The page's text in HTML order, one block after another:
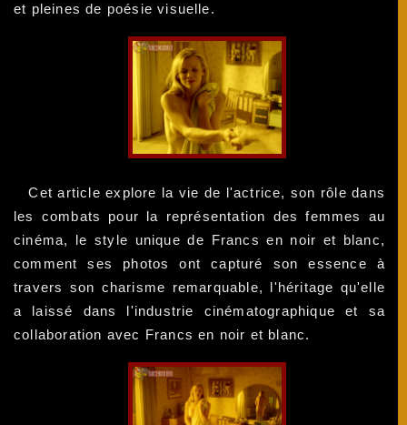
et pleines de poésie visuelle.
Cet article explore la vie de l'actrice, son rôle dans
les combats pour la représentation des femmes au
cinéma, le style unique de Francs en noir et blanc,
comment ses photos ont capturé son essence à
travers son charisme remarquable, l'héritage qu'elle
a laissé dans l'industrie cinématographique et sa
collaboration avec Francs en noir et blanc.